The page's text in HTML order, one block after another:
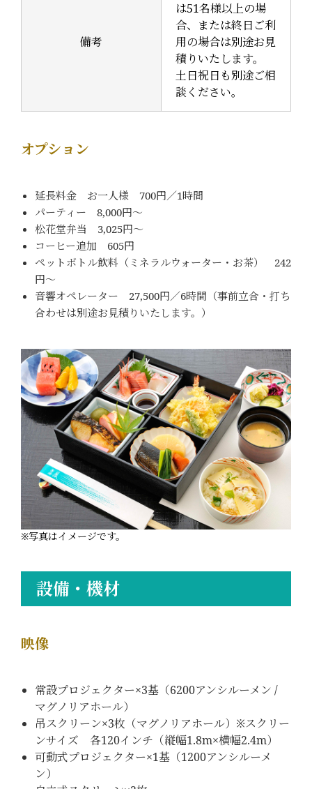
備考
は51名様以上の場
合、または終日ご利
用の場合は別途お見
積りいたします。
土日祝日も別途ご相
談ください。
オプション
延長料金 お一人様 700円／1時間
パーティー 8,000円～
松花堂弁当 3,025円～
コーヒー追加 605円
ペットボトル飲料（ミネラルウォーター・お茶） 242
円～
音響オペレーター 27,500円／6時間（事前立合・打ち
合わせは別途お見積りいたします。）
※写真はイメージです。
設備・機材
映像
常設プロジェクター×3基（6200アンシルーメン /
マグノリアホール）
吊スクリーン×3枚（マグノリアホール）※スクリー
ンサイズ 各120インチ（縦幅1.8m×横幅2.4m）
可動式プロジェクター×1基（1200アンシルーメ
ン）